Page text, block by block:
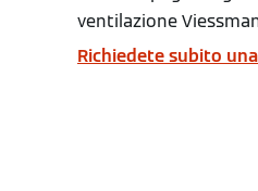
ventilazione
Richiedete subito